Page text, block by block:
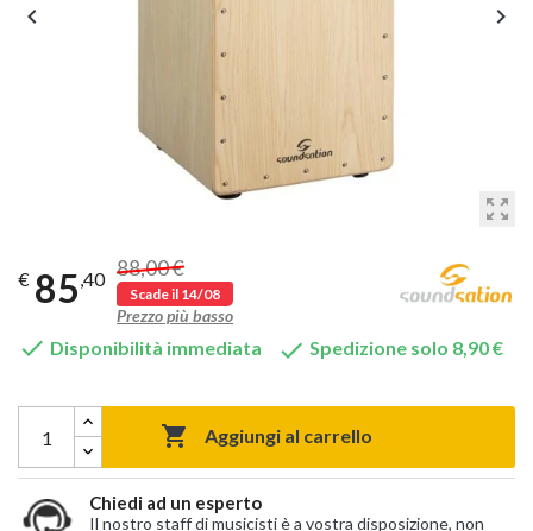
zoom_out_map
 
€ 85 ,40 88,00 €
Scade il 14/08
Prezzo più basso
 Disponibilità immediata  Spedizione solo 8,90 €
 Aggiungi al carrello
Chiedi ad un esperto
Il nostro staff di musicisti è a vostra disposizione, non